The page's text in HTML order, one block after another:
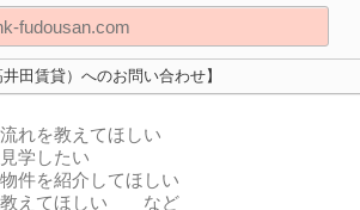
田賃貸）へのお問い合わせ】